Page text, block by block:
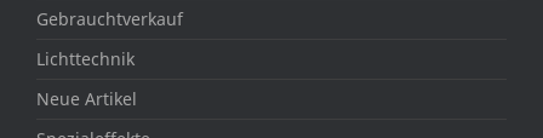
Gebrauchtverkauf
Lichttechnik
Neue Artikel